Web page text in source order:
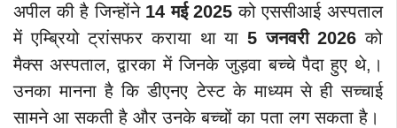
अपील की है जिन्होंने 14 मई 2025 को एससीआई अस्पताल
में एम्ब्रियो ट्रांसफर कराया था या 5 जनवरी 2026 को
मैक्स अस्पताल, द्वारका में जिनके जुड़वा बच्चे पैदा हुए थे,।
उनका मानना है कि डीएनए टेस्ट के माध्यम से ही सच्चाई
सामने आ सकती है और उनके बच्चों का पता लग सकता है।